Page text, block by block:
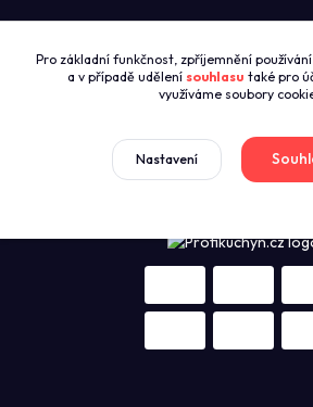
+420774421626
(Po-Pá 8:00-16:00)
sales@profikuchyn.cz
Pro základní funkčnost, zpříjemnění
a v případě udělení souhlasu také pro
využíváme soubory
Nastavení